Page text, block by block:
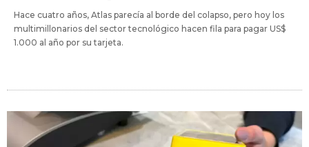
Hace cuatro años, Atlas parecía al borde del colapso, pero hoy los
multimillonarios del sector tecnológico hacen fila para pagar US$
1.000 al año por su tarjeta.